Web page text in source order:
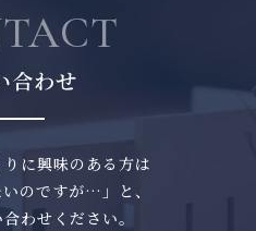
合わせ
に興味のある方は
いのですが…」と、
わせください。